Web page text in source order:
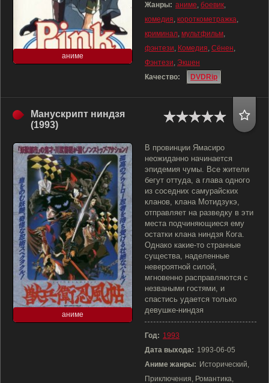
аниме
Жанры: аниме, боевик,
комедия, короткометражка,
криминал, мультфильм,
фэнтези, Комедия, Сёнен,
Фэнтези, Экшен
Качество:
DVDRip
Манускрипт ниндзя
(1993)
аниме
В провинции Ямасиро
неожиданно начинается
эпидемия чумы. Все жители
бегут оттуда, а глава одного
из соседних самурайских
кланов, клана Мотидзукэ,
отправляет на разведку в эти
места подчиняющиеся ему
остатки клана ниндзя Кога.
Однако какие-то странные
существа, наделенные
невероятной силой,
мгновенно расправляются с
незваными гостями, и
спастись удается только
девушке-ниндзя
Год: 1993
Дата выхода: 1993-06-05
Аниме жанры: Исторический,
Приключения, Романтика,